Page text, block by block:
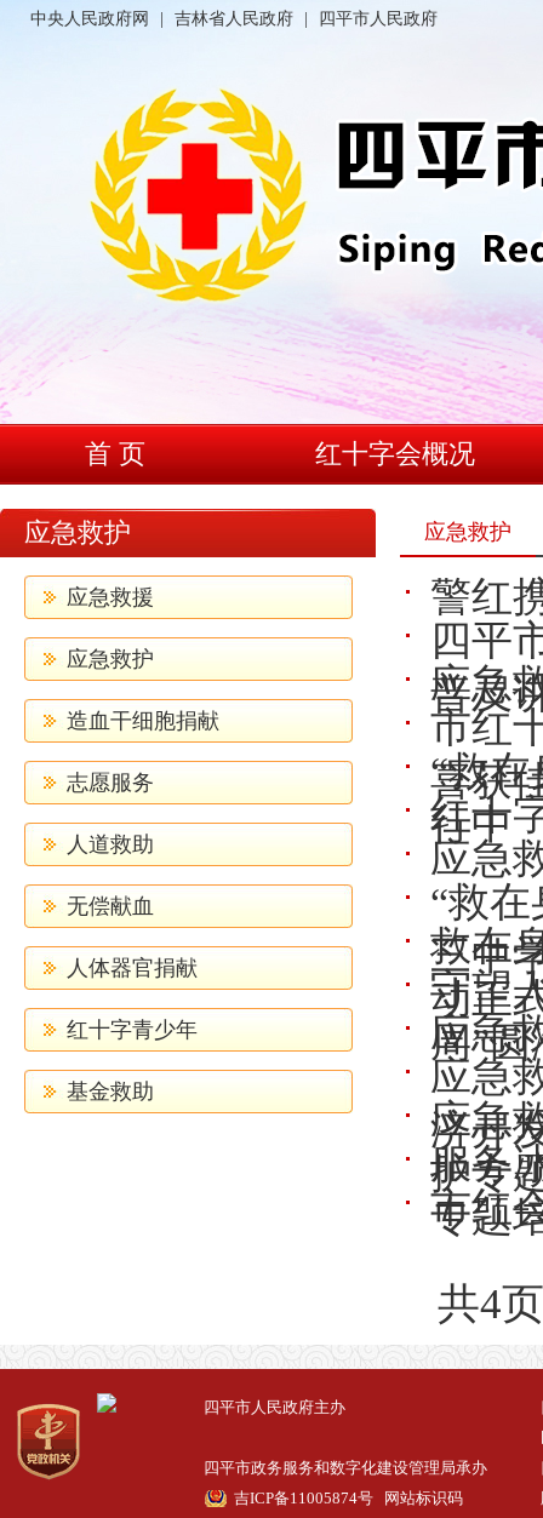
中央人民政府网 吉林省人民政府 四平市人民政府
首 页 红十字会概况
应急救护
应急救援
应急救护
造血干细胞捐献
志愿服务
人道救助
无偿献血
人体器官捐献
红十字青少年
基金救助
应急救护
警红
四平
普及
应急
市红
喜获
“救
行中
红十
应急
“救
三中
救在
动正
守望
周”
应急
应急
济开
应急
护专
服务
专题
市红
共4
四平市人民政府主办
四平市政务服务和数字化建设管理局承办
吉ICP备11005874号 网站标识码